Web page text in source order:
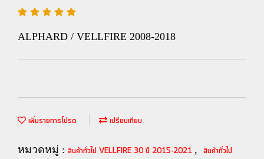
ALPHARD / VELLFIRE 2008-2018
เพิ่มรายการโปรด เปรียบเทียบ
หมวดหมู่ : สินค้าทั่วไป VELLFIRE 30 ปี 2015-2021 , สินค้าทั่วไป